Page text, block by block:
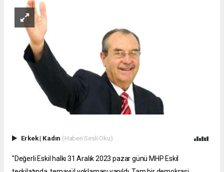
Erkek| Kadın (Haberi Sesli Oku)
"Değerli Eskil halkı 31 Aralık 2023 pazar günü MHP Eskil